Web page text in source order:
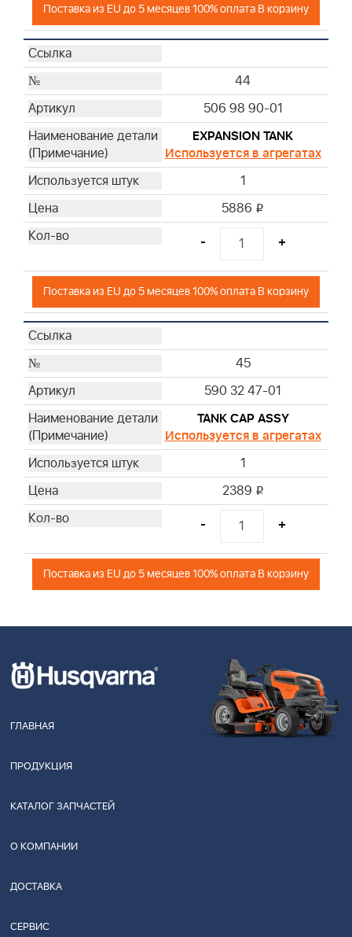
Поставка из EU до 5 месяцев 100% оплата В корзину
44
506 98 90-01
EXPANSION TANK
Используется в агрегатах
1
5886 i
- +
Поставка из EU до 5 месяцев 100% оплата В корзину
45
590 32 47-01
TANK CAP ASSY
Используется в агрегатах
1
2389 i
- +
Поставка из EU до 5 месяцев 100% оплата В корзину
ГЛАВНАЯ
ПРОДУКЦИЯ
КАТАЛОГ ЗАПЧАСТЕЙ
О КОМПАНИИ
ДОСТАВКА
СЕРВИС